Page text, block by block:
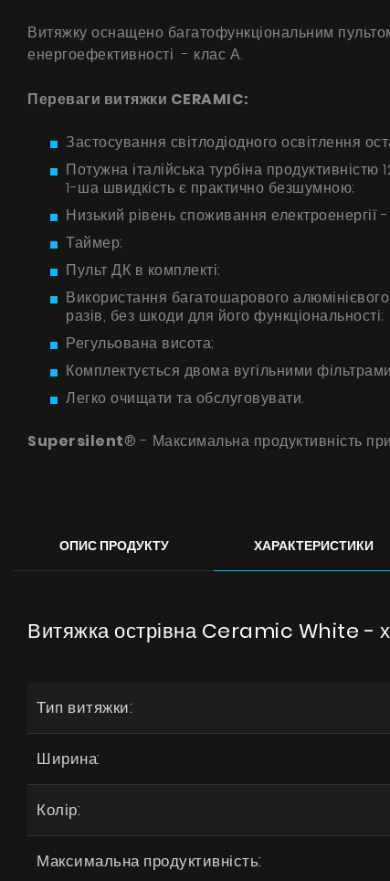
Витяжку оснащено багатофункціональним
енергоефективності - клас А.
Переваги витяжки CERAMIC:
Застосування світлодіодного освітлення
Потужна італійська турбіна
1-ша швидкість є практично безшумною;
Низький рівень споживання
Таймер;
Пульт ДК в комплекті;
Використання багатошарового
разів, без шкоди для його функціональності;
Регульована висота;
Комплектується двома вугільними
Легко очищати та обслуговувати.
Supersilent® - Максимальна продуктивність
ОПИС ПРОДУКТУ ХАРАКТЕРИСТИКИ
Витяжка острівна Ceramic White -
Тип витяжки:
Ширина:
Колір:
Максимальна продуктивність: